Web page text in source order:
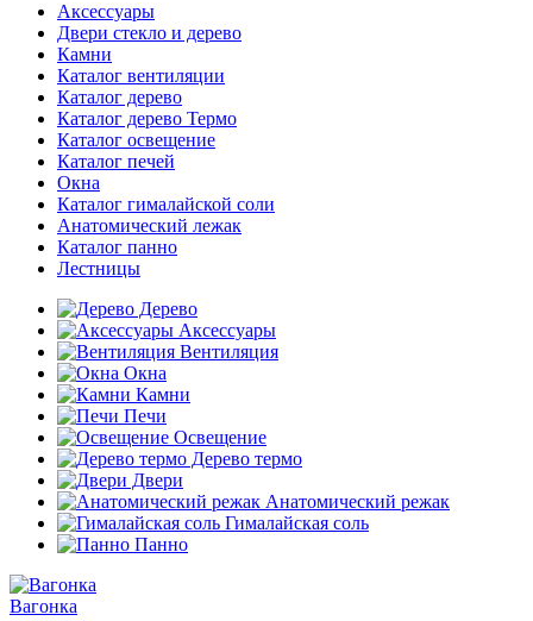
Аксессуары
Двери стекло и дерево
Камни
Каталог вентиляции
Каталог дерево
Каталог дерево Термо
Каталог освещение
Каталог печей
Окна
Каталог гималайской соли
Анатомический лежак
Каталог панно
Лестницы
Дерево
Аксессуары
Вентиляция
Окна
Камни
Печи
Освещение
Дерево термо
Двери
Анатомический режак
Гималайская соль
Панно
Вагонка